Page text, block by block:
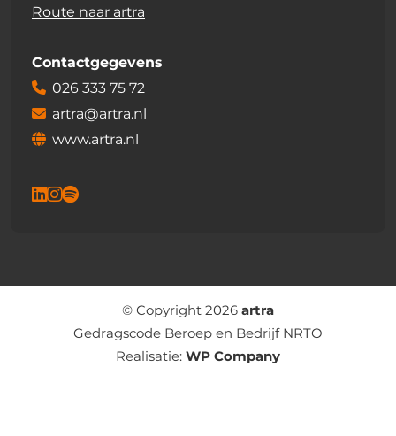
Route naar artra
Contactgegevens
026 333 75 72
artra@artra.nl
www.artra.nl
© Copyright 2026 artra
Gedragscode Beroep en Bedrijf NRTO
Realisatie: WP Company